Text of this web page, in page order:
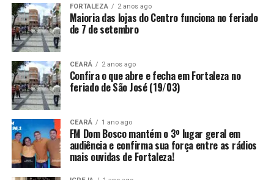
FORTALEZA 2 anos ago
Maioria das lojas do Centro funciona no feriado
de 7 de setembro
CEARÁ 2 anos ago
Confira o que abre e fecha em Fortaleza no
feriado de São José (19/03)
CEARÁ 1 ano ago
FM Dom Bosco mantém o 3º lugar geral em
audiência e confirma sua força entre as rádios
mais ouvidas de Fortaleza!